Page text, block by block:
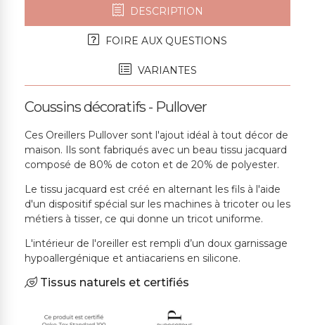
DESCRIPTION
FOIRE AUX QUESTIONS
VARIANTES
Coussins décoratifs - Pullover
Ces Oreillers Pullover sont l'ajout idéal à tout décor de
maison. Ils sont fabriqués avec un beau tissu jacquard
composé de 80% de coton et de 20% de polyester.
Le tissu jacquard est créé en alternant les fils à l'aide
d'un dispositif spécial sur les machines à tricoter ou les
métiers à tisser, ce qui donne un tricot uniforme.
L'intérieur de l'oreiller est rempli d’un doux garnissage
hypoallergénique et antiacariens en silicone.
Tissus naturels et certifiés